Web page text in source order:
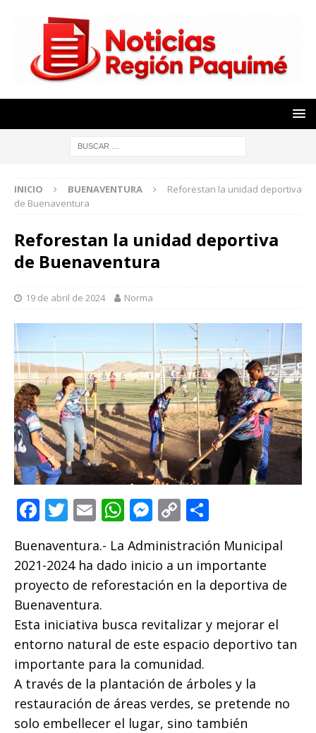
INICIO BUENAVENTURA
Reforestan la unidad deportiva
de Buenaventura
Reforestan la unidad deportiva
de Buenaventura
19 de abril de 2024 Norma
F
c
e
b
o
o
k
T
it
te
r
E
ai
l
W
at
s
A
p
p
M
ss
e
n
g
e
r
C
p
y
Li
n
k
o
m
p
ar
ti
r
Buenaventura.- La Administración Municipal
2021-2024 ha dado inicio a un importante
proyecto de reforestación en la deportiva de
Buenaventura.
Esta iniciativa busca revitalizar y mejorar el
entorno natural de este espacio deportivo tan
importante para la comunidad.
A través de la plantación de árboles y la
restauración de áreas verdes, se pretende no
solo embellecer el lugar, sino también